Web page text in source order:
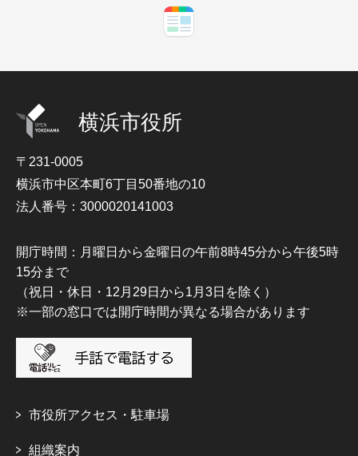
横浜市役所
〒231-0005
横浜市中区本町6丁目50番地の10
法人番号：3000020141003
開庁時間：月曜日から金曜日の午前8時45分から午後5時
15分まで
（祝日・休日・12月29日から1月3日を除く）
※一部の窓口では開庁時間が異なる場合があります
市役所アクセス・駐車場
組織案内